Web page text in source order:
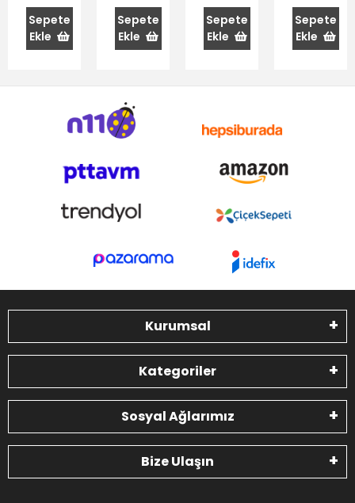
Sepete
Ekle
Sepete
Ekle
Sepete
Ekle
Sepete
Ekle
Kurumsal
Kategoriler
Sosyal Ağlarımız
Bize Ulaşın